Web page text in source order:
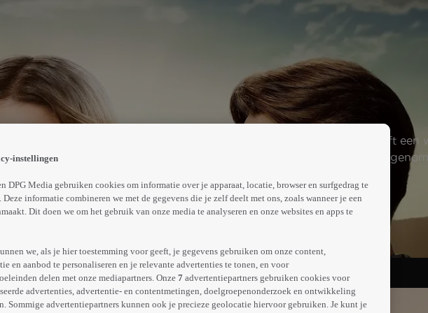
als haar eigenwijze grootvader, Tom, hulp nodig heeft. Hij heeft een
zou nemen. Ondertussen heeft Tom een oude vlam van Amy
Abonneren op Videoland
instellingen
DPG Media gebruiken cookies om informatie over je apparaat, locatie, browser en surfgedrag te
Deze informatie combineren we met de gegevens die je zelf deelt met ons, zoals wanneer je een
Dit doen we om het gebruik van onze media te analyseren en onze websites en apps te
we, als je hier toestemming voor geeft, je gegevens gebruiken om onze content,
en aanbod te personaliseren en je relevante advertenties te tonen, en voor
delen met onze mediapartners. Onze 7 advertentiepartners gebruiken cookies voor
advertenties, advertentie- en contentmetingen, doelgroepenonderzoek en ontwikkeling
Sommige advertentiepartners kunnen ook je precieze geolocatie hiervoor gebruiken. Je kunt je